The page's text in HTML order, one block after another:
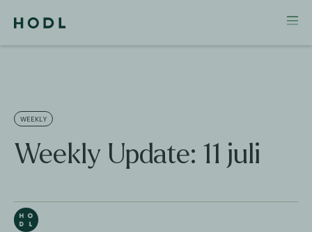
WEEKLY
Weekly Update: 11 juli